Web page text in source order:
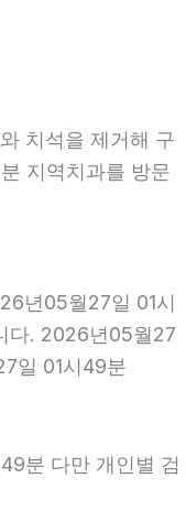
치석을 제거해 구
지역치과를 방문
년05월27일 01시
다. 2026년05월27
일 01시49분
분 다만 개인별 검